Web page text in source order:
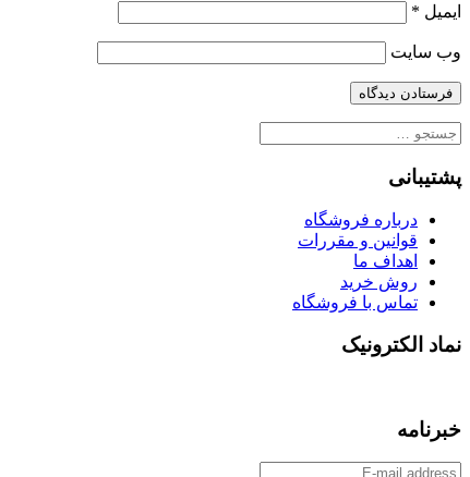
ایمیل *
وب‌ سایت
جستجو
پشتیبانی
درباره فروشگاه
قوانین و مقررات
اهداف ما
روش خرید
تماس با فروشگاه
نماد الکترونیک
خبرنامه